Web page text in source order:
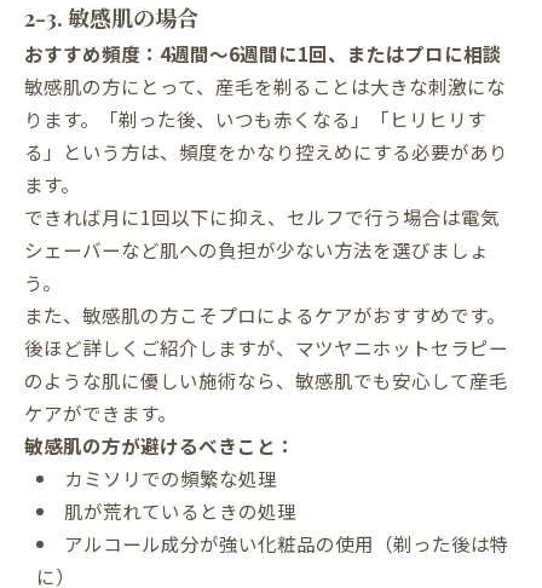
2-3. 敏感肌の場合
おすすめ頻度：4週間〜6週間に1回、またはプロに相談
敏感肌の方にとって、産毛を剃ることは大きな刺激にな
ります。「剃った後、いつも赤くなる」「ヒリヒリす
る」という方は、頻度をかなり控えめにする必要があり
ます。
できれば月に1回以下に抑え、セルフで行う場合は電気
シェーバーなど肌への負担が少ない方法を選びましょ
う。
また、敏感肌の方こそプロによるケアがおすすめです。
後ほど詳しくご紹介しますが、マツヤニホットセラピー
のような肌に優しい施術なら、敏感肌でも安心して産毛
ケアができます。
敏感肌の方が避けるべきこと：
カミソリでの頻繁な処理
肌が荒れているときの処理
アルコール成分が強い化粧品の使用（剃った後は特
に）